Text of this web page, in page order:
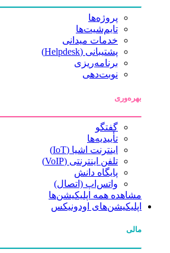
پروژه‌ها
تایم‌شیت‌ها
خدمات میدانی
پشتیبانی (Helpdesk)
برنامه‌ریزی
نوبت‌دهی
بهره‌وری
گفتگو
تأییدیه‌ها
اینترنت اشیا (IoT)
تلفن اینترنتی (VoIP)
پایگاه دانش
واتس‌اپ (اتصال)
مشاهده همه اپلیکیشن‌ها
اپلیکیشن‌های اودونیکس
مالی